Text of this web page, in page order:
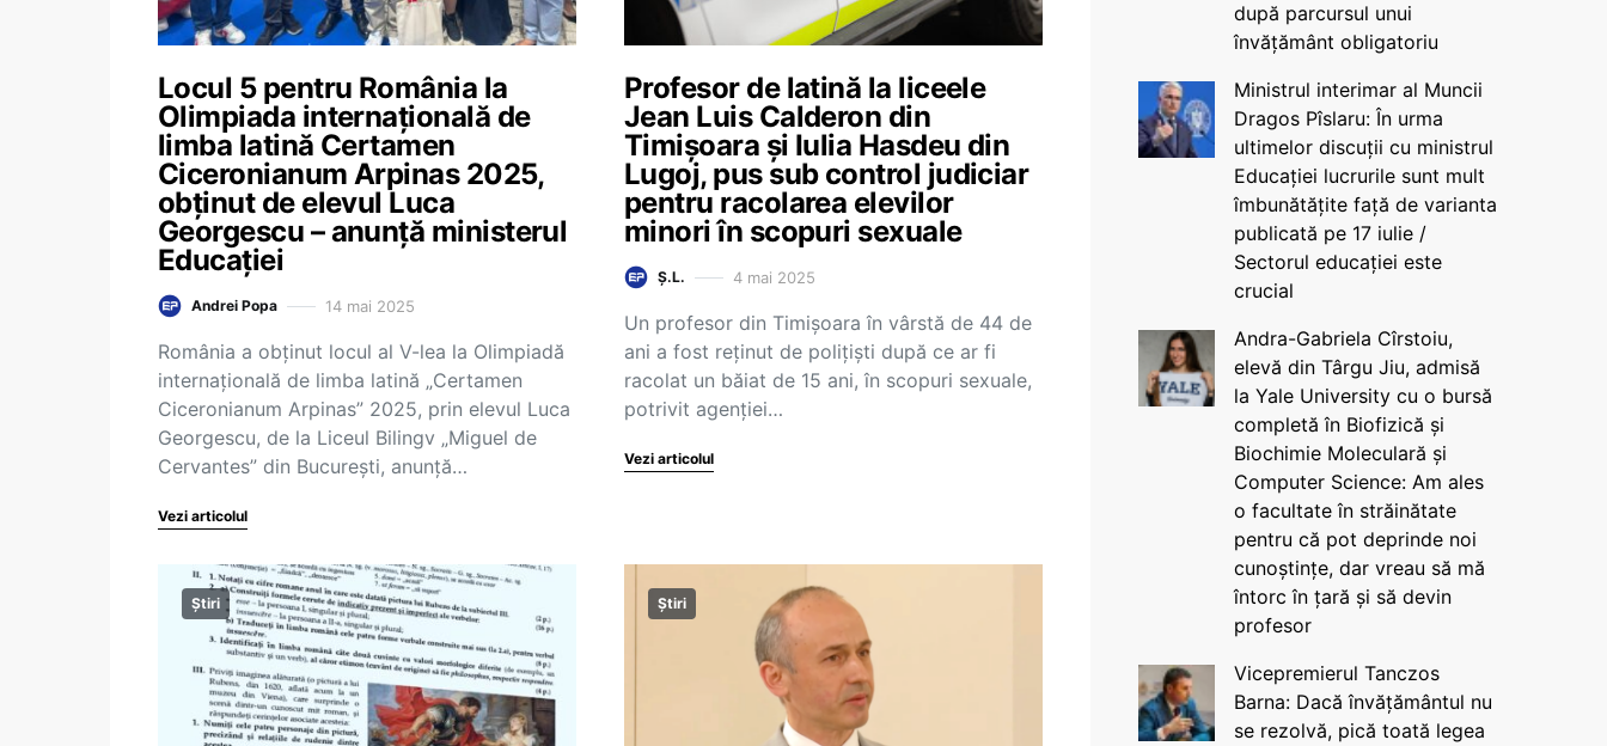
Locul 5 pentru România la
Olimpiada internațională de
limba latină Certamen
Ciceronianum Arpinas 2025,
obținut de elevul Luca
Georgescu – anunță ministerul
Educației
Andrei Popa 14 mai 2025
România a obținut locul al V-lea la Olimpiadă
internațională de limba latină „Certamen
Ciceronianum Arpinas” 2025, prin elevul Luca
Georgescu, de la Liceul Bilingv „Miguel de
Cervantes” din București, anunță…
Vezi articolul
Profesor de latină la liceele
Jean Luis Calderon din
Timișoara și Iulia Hasdeu din
Lugoj, pus sub control judiciar
pentru racolarea elevilor
minori în scopuri sexuale
Ș.L. 4 mai 2025
Un profesor din Timișoara în vârstă de 44 de
ani a fost reținut de polițiști după ce ar fi
racolat un băiat de 15 ani, în scopuri sexuale,
potrivit agenției…
Vezi articolul
Știri Știri
după parcursul unui
învățământ obligatoriu
Ministrul interimar al Muncii
Dragos Pîslaru: În urma
ultimelor discuții cu ministrul
Educației lucrurile sunt mult
îmbunătățite față de varianta
publicată pe 17 iulie /
Sectorul educației este
crucial
Andra-Gabriela Cîrstoiu,
elevă din Târgu Jiu, admisă
la Yale University cu o bursă
completă în Biofizică și
Biochimie Moleculară și
Computer Science: Am ales
o facultate în străinătate
pentru că pot deprinde noi
cunoștințe, dar vreau să mă
întorc în țară și să devin
profesor
Vicepremierul Tanczos
Barna: Dacă învățământul nu
se rezolvă, pică toată legea